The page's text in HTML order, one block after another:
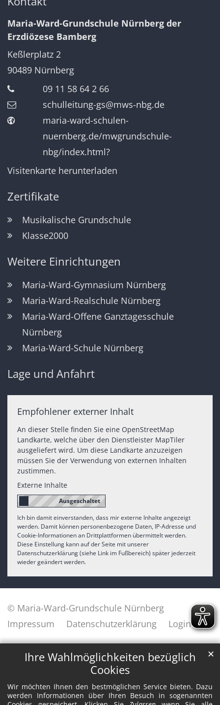
Ihre Wahlmöglichkeiten bezüglich
Cookies
Wir möchten Ihnen den bestmöglichen Service bieten. Dazu
werden Informationen über Ihren Besuch in sogenannten
✕
Maria-Ward-Grundschule Nürnberg der
Erzdiözese Bamberg
Keßlerplatz 2
90489 Nürnberg
09 11 58 64 2 66
schulleitung-gs@mws-nbg.de
maria-ward-schulen-
nuernberg.de/mwgrundschule-
nbg/index.html?
Visitenkarte herunterladen
Zertifikate
Musikalische Grundschule
Klasse2000
Weitere Einrichtungen
Maria-Ward-Gymnasium Nürnberg
Maria-Ward-Realschule Nürnberg
Maria-Ward-Offene Ganztagesschule
Nürnberg
Maria-Ward-Schule Nürnberg
Lage und Anfahrt
Empfohlener externer Inhalt
An dieser Stelle finden Sie eine OpenStreetMap
Landkarte, welche über den Dienstleister MapTiler
ausgeliefert wird. Um diese Landkarte anzuzeigen
müssen Sie der Verwendung von externen Inhalten
zustimmen.
Externe Inhalte
Ich bin damit einverstanden, dass mir externe Inhalte angezeigt
werden. Damit können personenbezogene Daten, IP-Adresse und
Cookie-Informationen an Drittplattformen übermittelt werden.
Diese Einstellung kann auf der Seite mit unserer
Datenschutzerklärung (siehe Link im Fußbereich) später jederzeit
wieder geändert werden.
© Maria-Ward-Grundschule Nürnberg
Impressum
Datenschutzerklärung Login